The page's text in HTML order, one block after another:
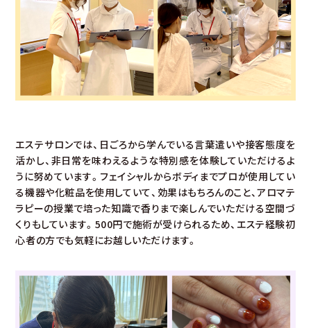
サイトマップ プライバシーポリシー 情報公開
エステサロンでは、日ごろから学んでいる言葉遣いや接客態度を
活かし、非日常を味わえるような特別感を体験していただけるよ
うに努めています。フェイシャルからボディまでプロが使用してい
る機器や化粧品を使用していて、効果はもちろんのこと、アロマテ
ラピーの授業で培った知識で香りまで楽しんでいただける空間づ
くりもしています。500円で施術が受けられるため、エステ経験初
心者の方でも気軽にお越しいただけます。